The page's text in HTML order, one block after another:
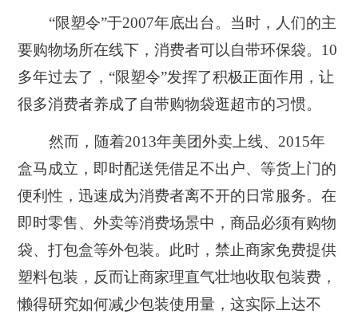
“限塑令”于2007年底出台。当时，人们的主
要购物场所在线下，消费者可以自带环保袋。10
多年过去了，“限塑令”发挥了积极正面作用，让
很多消费者养成了自带购物袋逛超市的习惯。
然而，随着2013年美团外卖上线、2015年
盒马成立，即时配送凭借足不出户、等货上门的
便利性，迅速成为消费者离不开的日常服务。在
即时零售、外卖等消费场景中，商品必须有购物
袋、打包盒等外包装。此时，禁止商家免费提供
塑料包装，反而让商家理直气壮地收取包装费，
懒得研究如何减少包装使用量，这实际上达不